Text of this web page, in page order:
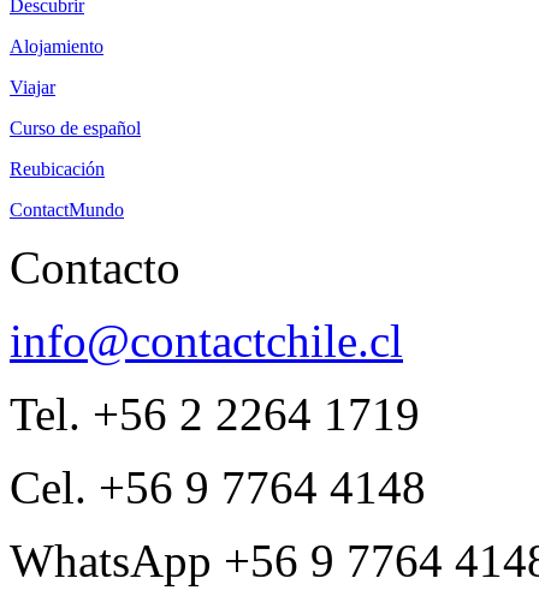
Descubrir
Alojamiento
Viajar
Curso de español
Reubicación
ContactMundo
Contacto
info@contactchile.cl
Tel. +56 2 2264 1719
Cel. +56 9 7764 4148
WhatsApp +56 9 7764